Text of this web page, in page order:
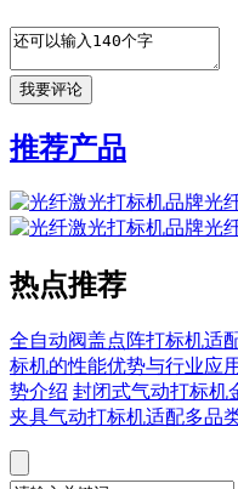
推荐产品
光
光
热点推荐
全自动阀盖点阵打标机适
标机的性能优势与行业应用
势介绍 封闭式气动打标机
夹具气动打标机适配多品